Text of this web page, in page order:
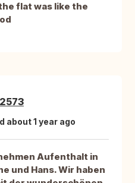
flat was like the
about 1 year ago
Aufenthalt in
und Hans. Wir haben